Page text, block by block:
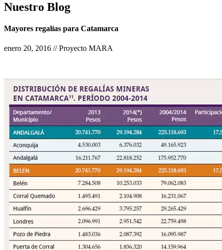
Nuestro Blog
Mayores regalías para Catamarca
enero 20, 2016 // Proyecto MARA